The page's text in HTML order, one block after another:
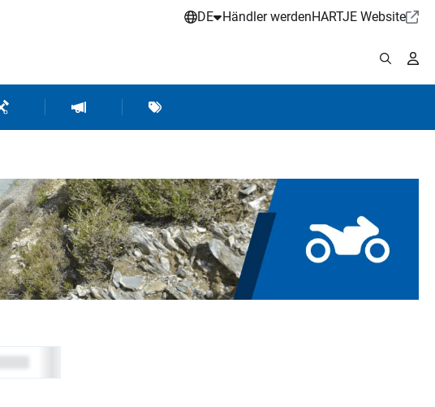
DE Händler werdenHARTJE Website
/ Werkstattbedarf
/ Werkstattausrüstung
Hartje MarketingMarken